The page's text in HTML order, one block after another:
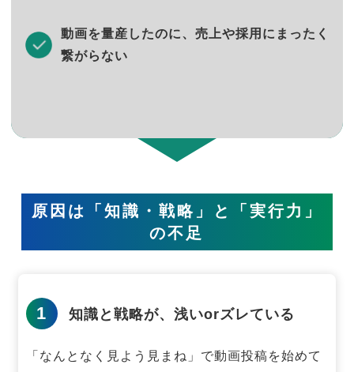
動画を量産したのに、売上や採用にまったく
繋がらない
原因は「知識・戦略」と「実行力」
の不足
1 知識と戦略が、浅いorズレている
「なんとなく見よう見まね」で動画投稿を始めて